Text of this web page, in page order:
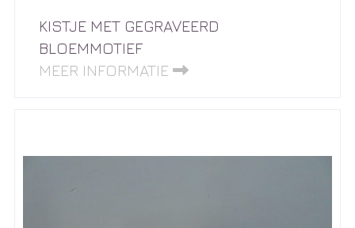
KISTJE MET GEGRAVEERD
BLOEMMOTIEF
MEER INFORMATIE